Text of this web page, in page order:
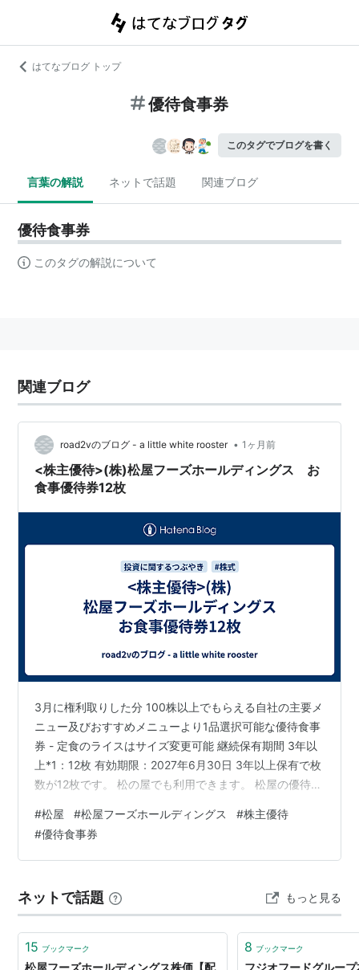
はてなブログ トップ
優待食事券
このタグでブログを書く
言葉の解説 ネットで話題 関連ブログ
優待食事券
このタグの解説について
関連ブログ
road2vのブログ - a little white rooster • 1ヶ月前
<株主優待>(株)松屋フーズホールディングス お
食事優待券12枚
3月に権利取りした分 100株以上でもらえる自社の主要メ
ニュー及びおすすめメニューより1品選択可能な優待食事
券 - 定食のライスはサイズ変更可能 継続保有期間 3年以
上*1：12枚 有効期限：2027年6月30日 3年以上保有で枚
数が12枚です。 松の屋でも利用できます。 松屋の優待、
です。単価がそれほど高くないものもあるので、それだ
けでも対象になるとよいな。 株価は2月に直近高値を付
けた後は、長期下落傾向6月Mから反転上昇中なの高値更
今回から、利用方法が変更になりました。 自動券売機ま
たは…
#松屋 #松屋フーズホールディングス #株主優待
#優待食事券
ネットで話題 もっと見る
15 ブックマーク
松屋フーズホールディングス株価【配
8 ブックマーク
フジオフードグルー